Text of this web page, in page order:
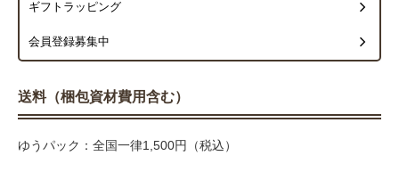
ギフトラッピング
会員登録募集中
送料（梱包資材費用含む）
ゆうパック：全国一律1,500円（税込）